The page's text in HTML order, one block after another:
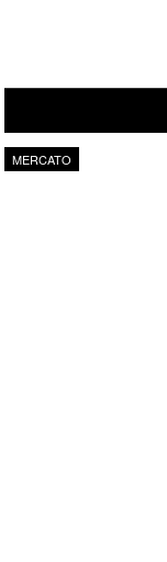
Vai al contenuto
MERCATO